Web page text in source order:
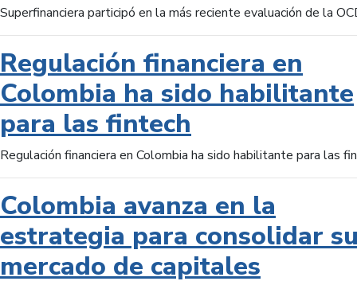
Superfinanciera participó en la más reciente evaluación de la
Regulación financiera en
Colombia ha sido habilitante
para las fintech
Regulación financiera en Colombia ha sido habilitante para las
Colombia avanza en la
estrategia para consolidar
mercado de capitales